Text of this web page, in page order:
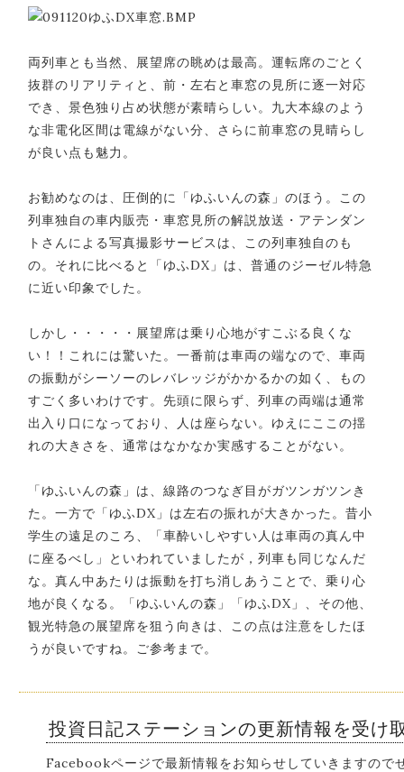
両列車とも当然、展望席の眺めは最高。運転席のごとく
抜群のリアリティと、前・左右と車窓の見所に逐一対応
でき、景色独り占め状態が素晴らしい。九大本線のよう
な非電化区間は電線がない分、さらに前車窓の見晴らし
が良い点も魅力。
お勧めなのは、圧倒的に「ゆふいんの森」のほう。この
列車独自の車内販売・車窓見所の解説放送・アテンダン
トさんによる写真撮影サービスは、この列車独自のも
の。それに比べると「ゆふDX」は、普通のジーゼル特急
に近い印象でした。
しかし・・・・・展望席は乗り心地がすこぶる良くな
い！！これには驚いた。一番前は車両の端なので、車両
の振動がシーソーのレバレッジがかかるかの如く、もの
すごく多いわけです。先頭に限らず、列車の両端は通常
出入り口になっており、人は座らない。ゆえにここの揺
れの大きさを、通常はなかなか実感することがない。
「ゆふいんの森」は、線路のつなぎ目がガツンガツンき
た。一方で「ゆふDX」は左右の振れが大きかった。昔小
学生の遠足のころ、「車酔いしやすい人は車両の真ん中
に座るべし」といわれていましたが，列車も同じなんだ
な。真ん中あたりは振動を打ち消しあうことで、乗り心
地が良くなる。「ゆふいんの森」「ゆふDX」、その他、
観光特急の展望席を狙う向きは、この点は注意をしたほ
うが良いですね。ご参考まで。
投資日記ステーションの更新情報を受け
Facebookページで最新情報をお知らせしていきますので